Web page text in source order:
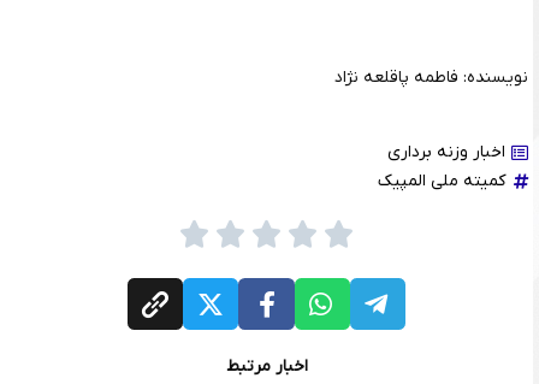
نویسنده: فاطمه پاقلعه نژاد
اخبار وزنه برداری
کمیته ملی المپیک
اخبار مرتبط